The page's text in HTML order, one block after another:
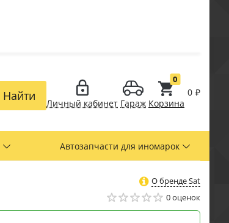
Найти
Личный кабинет Гараж Корзина
0
0 ₽
Автозапчасти для иномарок
О бренде Sat
0 оценок